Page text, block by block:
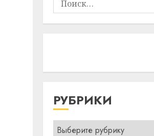
РУБРИКИ
Рубрики